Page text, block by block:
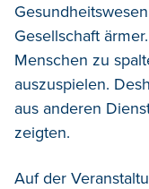
Gesellschaft
Menschen zu
auszuspielen.
aus anderen
zeigten.
Auf der